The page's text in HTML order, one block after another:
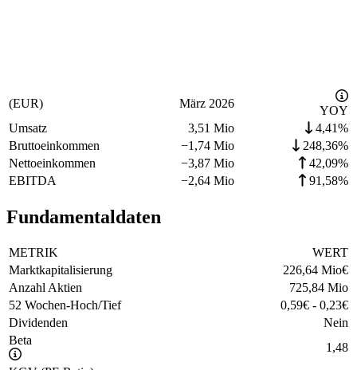
(EUR) März 2026
YOY
Umsatz
3,51 Mio
4,41%
Bruttoeinkommen
−1,74 Mio
248,36%
Nettoeinkommen
−3,87 Mio
42,09%
EBITDA
−2,64 Mio 91,58%
Fundamentaldaten
METRIK
WERT
Marktkapitalisierung
226,64 Mio€
Anzahl Aktien
725,84 Mio
52 Wochen-Hoch/Tief
0,59€ - 0,23€
Dividenden
Nein
Beta
1,48